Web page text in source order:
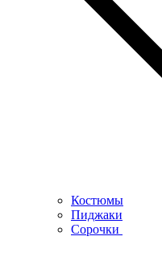
Костюмы
Пиджаки
Сорочки